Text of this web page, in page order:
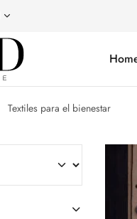
Textiles para el bienestar